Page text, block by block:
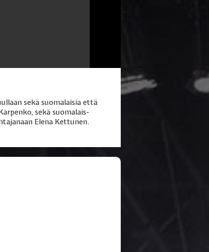
sekä suomalaisia että
sekä suomalais-
Elena Kettunen.